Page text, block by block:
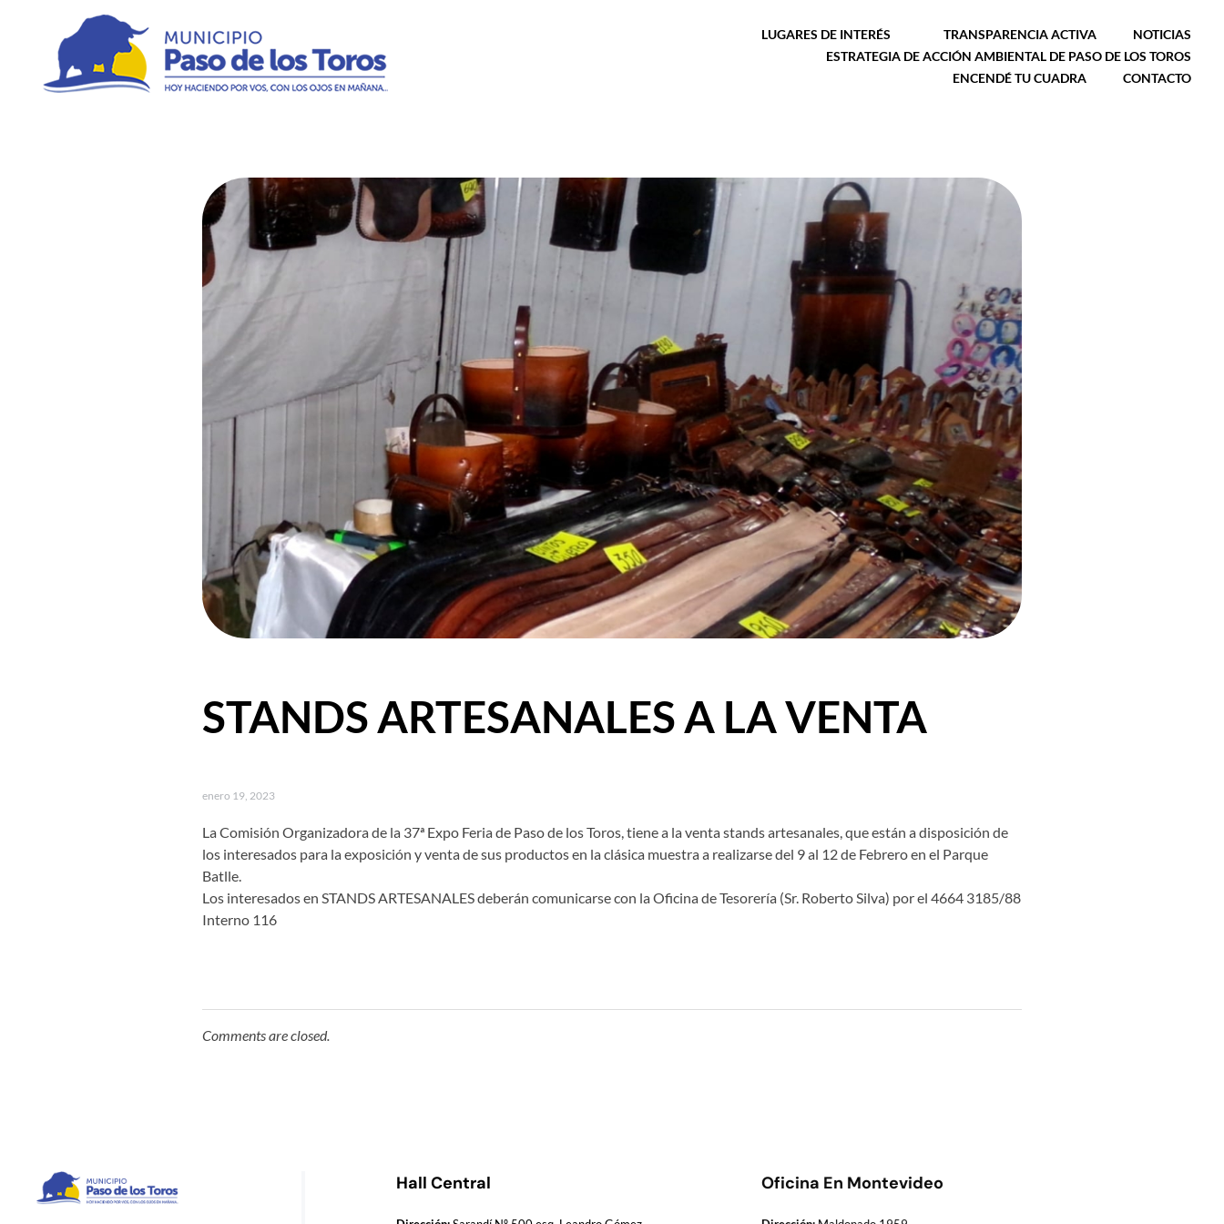
LUGARES DE INTERÉS TRANSPARENCIA ACTIVA
NOTICIAS
ESTRATEGIA DE ACCIÓN AMBIENTAL DE PASO DE LOS TOROS
ENCENDÉ TU CUADRA
CONTACTO
STANDS ARTESANALES A LA VENTA
enero 19, 2023
La Comisión Organizadora de la 37ª Expo Feria de Paso de los Toros, tiene a la venta stands artesanales, que están a disposición de
los interesados para la exposición y venta de sus productos en la clásica muestra a realizarse del 9 al 12 de Febrero en el Parque
Batlle.
Los interesados en STANDS ARTESANALES deberán comunicarse con la Oficina de Tesorería (Sr. Roberto Silva) por el 4664 3185/88
Interno 116
Comments are closed.
Hall Central Oficina En Montevideo